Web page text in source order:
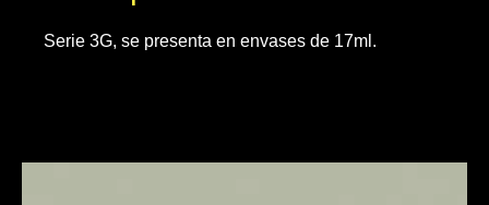
Serie 3G, se presenta en envases de 17ml.